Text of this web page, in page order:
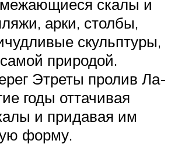
скалы и
арки, столбы,
скульптуры,
природой.
Этреты пролив Ла-
годы оттачивая
и придавая им
форму.